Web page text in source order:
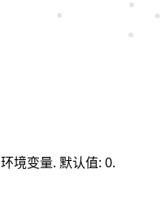
环境变量. 默认值: 0.